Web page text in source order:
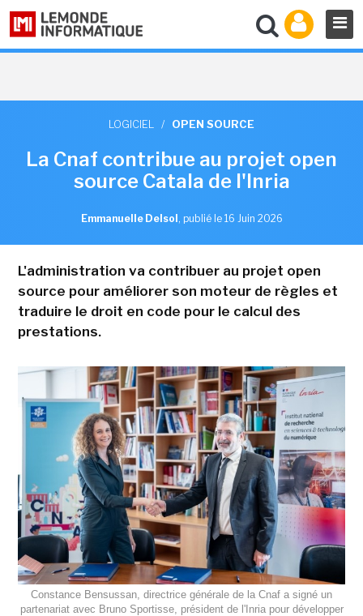
LOGICIEL / OPEN SOURCE
La Cnaf contribue au projet open
source Catala de l'Inria
Emmanuelle Delsol , publié le 16 Juin 2026
L'administration va contribuer au projet open
source pour améliorer son moteur de règles et
traduire le droit en code pour le calcul des
prestations.
Constance Bensussan, directrice générale de la Cnaf a signé un
partenariat avec Bruno Sportisse, président de l'Inria pour développer